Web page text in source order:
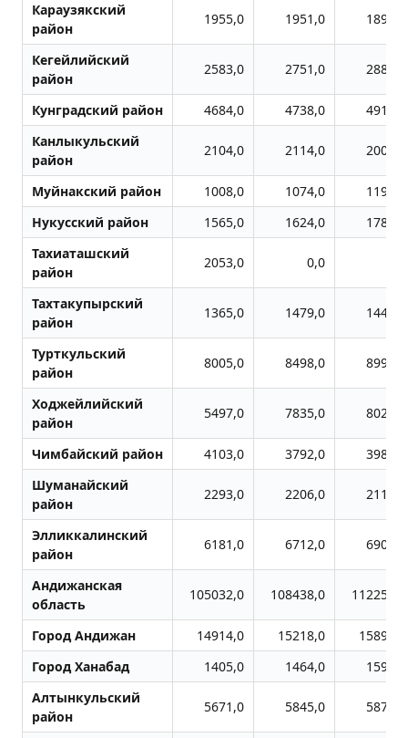
Караузякский
район
1955,0 1951,0 1890,0
Кегейлийский
район
2583,0 2751,0 2881,0
Кунградский район 4684,0 4738,0
4916,0
Канлыкульский
район
2104,0 2114,0 2003,0
Муйнакский район 1008,0 1074,0
1193,0
Нукусский район
1565,0 1624,0
1788,0
Тахиаташский
район
2053,0 0,0
Тахтакупырский
район
1365,0 1479,0 1446,0
Турткульский
район
8005,0 8498,0 8991,0
Ходжейлийский
район
5497,0 7835,0 8026,0
Чимбайский район 4103,0 3792,0
3981,0
Шуманайский
район
2293,0 2206,0 2119,0
Элликкалинский
район
6181,0 6712,0 6903,0
Андижанская
область
105032,0 108438,0 112259,0
Город Андижан 14914,0 15218,0
15891,0
Город Ханабад
1405,0 1464,0
1594,0
Алтынкульский
район
5671,0 5845,0 5871,0